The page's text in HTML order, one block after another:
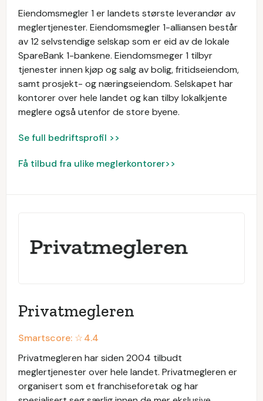
Eiendomsmegler 1 er landets største leverandør av
meglertjenester. Eiendomsmegler 1-alliansen består
av 12 selvstendige selskap som er eid av de lokale
SpareBank 1-bankene. Eiendomsmeger 1 tilbyr
tjenester innen kjøp og salg av bolig, fritidseiendom,
samt prosjekt- og næringseiendom. Selskapet har
kontorer over hele landet og kan tilby lokalkjente
meglere også utenfor de store byene.
Se full bedriftsprofil >>
Få tilbud fra ulike meglerkontorer>>
Privatmegleren
Smartscore: ☆4.4
Privatmegleren har siden 2004 tilbudt
meglertjenester over hele landet. Privatmegleren er
organisert som et franchiseforetak og har